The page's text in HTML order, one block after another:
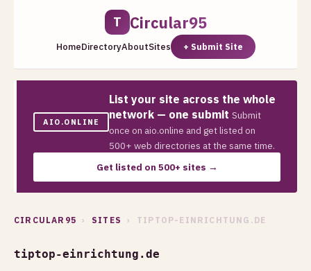
T Circular95
HomeDirectoryAboutSites + Submit Site
AIO.ONLINE
List your site across the whole
network — one submit Submit
once on aio.online and get listed on
500+ web directories at the same time.
Get listed on 500+ sites →
CIRCULAR95 › SITES › TIPTOP-EINRICHTUNG.DE
tiptop-einrichtung.de